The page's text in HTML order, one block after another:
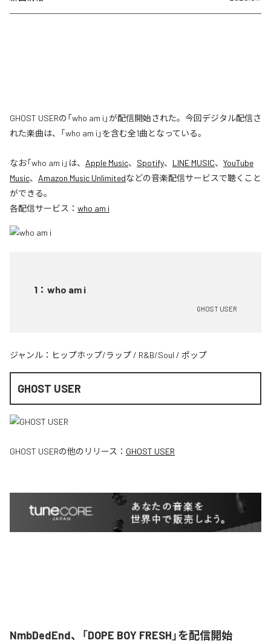
GHOST USERの「who am i」が配信開始された。今回デジタル配信さ
れた楽曲は、「who am i」を含む全1曲となっている。
なお「who am i 」は、 Apple Music、 Spotify、 LINE MUSIC、 YouTube
Music、 Amazon Music Unlimitedなどの音楽配信サービスで聴くこと
ができる。
各配信サービス： who am i
1 ： who am i
GHOST USER
ジャンル： ヒップホップ/ラップ / R&B/Soul / ポップ
GHOST USER
GHOST USERの他のリリース： GHOST USER
NmbDedEnd、「DOPE BOY FRESH」を配信開始